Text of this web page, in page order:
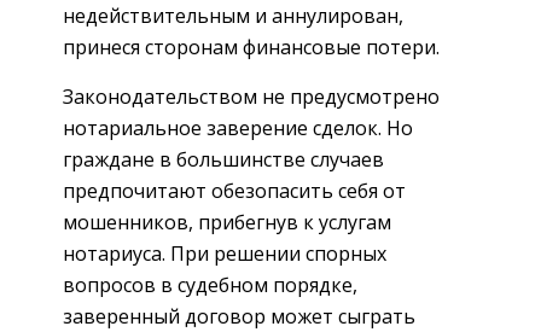
недействительным и аннулирован,
принеся сторонам финансовые потери.
Законодательством не предусмотрено
нотариальное заверение сделок. Но
граждане в большинстве случаев
предпочитают обезопасить себя от
мошенников, прибегнув к услугам
нотариуса. При решении спорных
вопросов в судебном порядке,
заверенный договор может сыграть